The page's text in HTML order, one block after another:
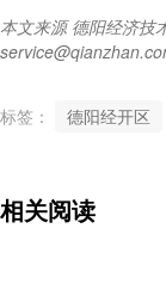
本文来源 德阳经济技
标签： 德阳经开区
相关阅读